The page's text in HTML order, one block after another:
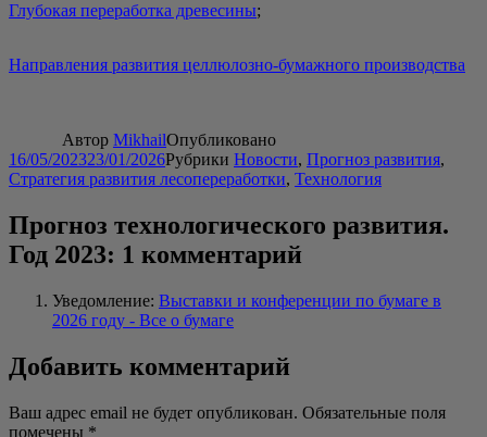
Глу­бо­кая пере­ра­бот­ка дре­ве­си­ны;
Направ­ле­ния раз­ви­тия цел­лю­лоз­но-бумаж­но­го производства
Автор MikhailОпубликовано
16/05/202323/01/2026Рубрики Новости, Прогноз развития,
Стратегия развития лесопереработки, Технология
Прогноз технологического развития.
Год 2023: 1 комментарий
Уведомление: Выставки и конференции по бумаге в
2026 году - Все о бумаге
Добавить комментарий
Ваш адрес email не будет опубликован. Обязательные поля
помечены *